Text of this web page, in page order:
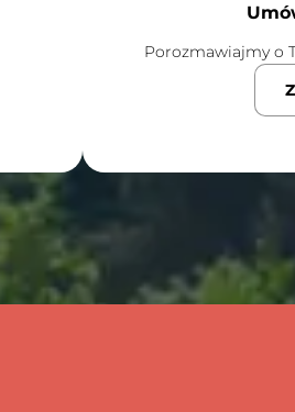
Porozmawiajmy o